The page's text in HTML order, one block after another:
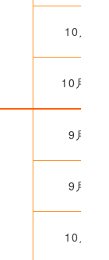
10月6
10月20
9月22
9月29
10月6